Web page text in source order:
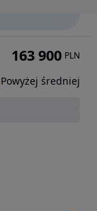
163 900 PLN
Powyżej średniej